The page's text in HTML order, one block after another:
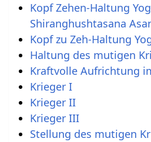
Kopf Zehen-Haltung
Shiranghushtasana
Kopf zu Zeh-Haltung
Haltung des mutigen
Kraftvolle Aufrichtung
Krieger I
Krieger II
Krieger III
Stellung des mutigen